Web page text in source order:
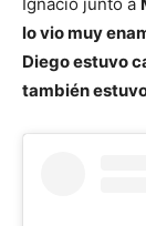
lo vio muy
Diego estuvo
también